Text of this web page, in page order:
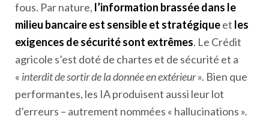
fous. Par nature, l’information brassée dans le
milieu bancaire est sensible et stratégiqueet les
exigences de sécurité sont extrêmes. Le Crédit
agricole s’est doté de chartes et de sécurité et a
« interdit de sortir de la donnée en extérieur». Bien que
performantes, les IA produisent aussi leur lot
d’erreurs – autrement nommées « hallucinations ».